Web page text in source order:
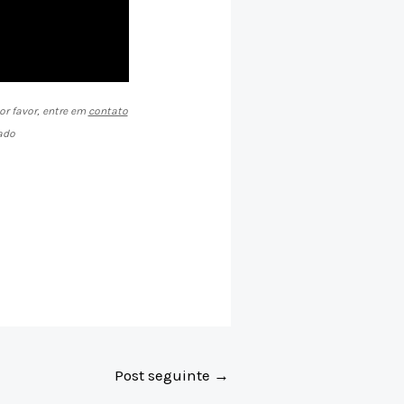
favor, entre em contato
Post seguinte →